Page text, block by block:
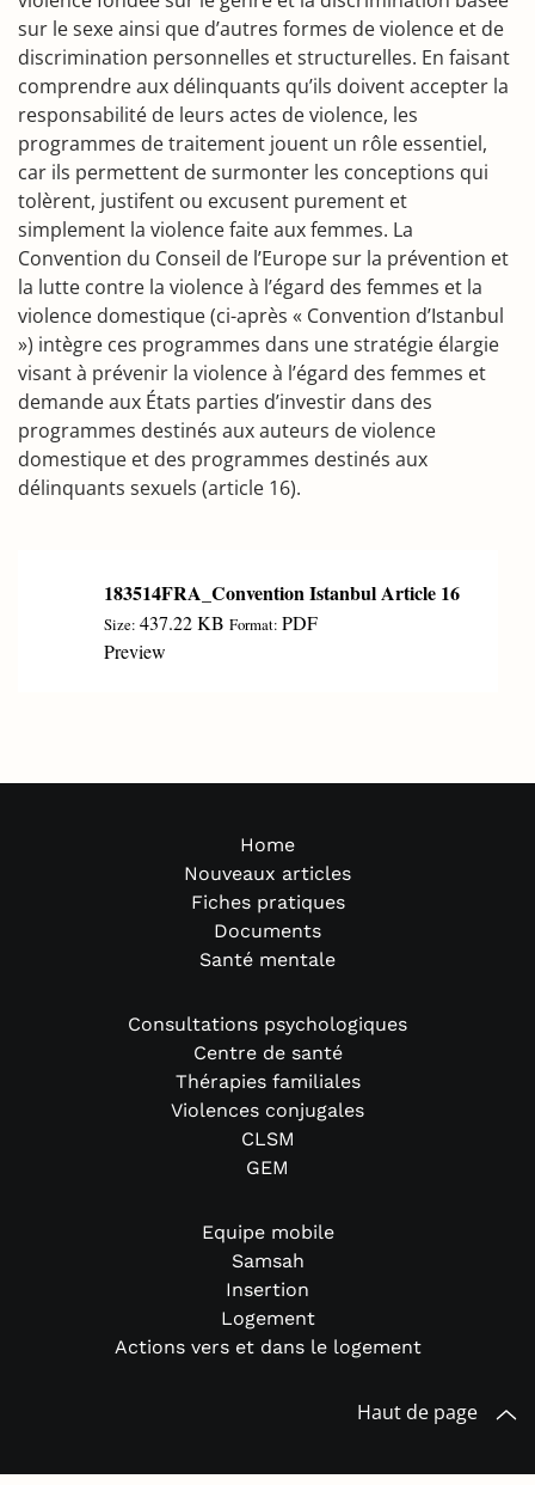
sur le sexe ainsi que d’autres formes de violence et de
discrimination personnelles et structurelles. En faisant
comprendre aux délinquants qu’ils doivent accepter la
responsabilité de leurs actes de violence, les
programmes de traitement jouent un rôle essentiel,
car ils permettent de surmonter les conceptions qui
tolèrent, justifent ou excusent purement et
simplement la violence faite aux femmes. La
Convention du Conseil de l’Europe sur la prévention et
la lutte contre la violence à l’égard des femmes et la
violence domestique (ci-après « Convention d’Istanbul
») intègre ces programmes dans une stratégie élargie
visant à prévenir la violence à l’égard des femmes et
demande aux États parties d’investir dans des
programmes destinés aux auteurs de violence
domestique et des programmes destinés aux
délinquants sexuels (article 16).
183514FRA_Convention Istanbul Article 16
Size: 437.22 KB Format: PDF
Preview
Home
Nouveaux articles
Fiches pratiques
Documents
Santé mentale
Consultations psychologiques
Centre de santé
Thérapies familiales
Violences conjugales
CLSM
GEM
Equipe mobile
Samsah
Insertion
Logement
Actions vers et dans le logement
Haut de page